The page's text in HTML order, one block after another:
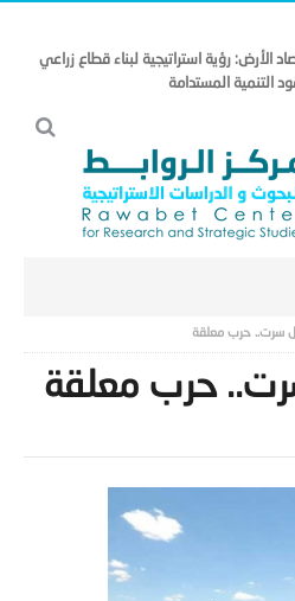
الأرض: رؤية استراتيجية لبناء قطاع زراعي
التنمية المستدامة
سرت.. حرب معلقة
حرب معلقة